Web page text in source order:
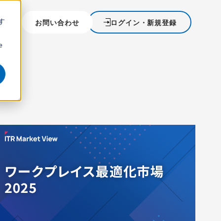
す お問い合わせ ログイン・新規登録